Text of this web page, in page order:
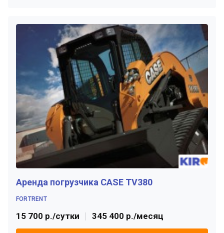
Аренда погрузчика CASE TV380
FORTRENT
15 700 р./сутки 345 400 р./месяц